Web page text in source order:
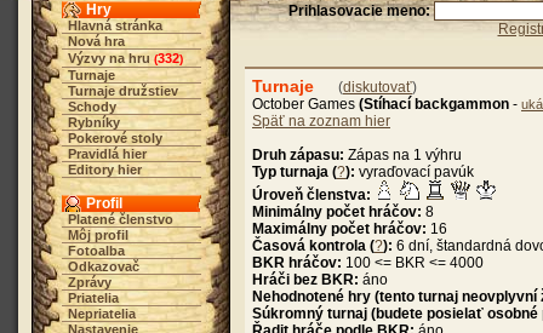
Hry
Hlavná stránka
Nová hra
Výzvy na hru (332)
Turnaje
Turnaje družstiev
Schody
Rybníky
Pokerové stoly
Pravidlá hier
Editory hier
Profil
Platené členstvo
Môj profil
Fotoalba
Odkazovač
Zprávy
Priatelia
Nepriatelia
Nastavenie
Prihlasovacie meno:
Turnaje (diskutovať)
October Games (Stíhací backgammon -
Späť na zoznam hier
Druh zápasu: Zápas na 1 výhru
Typ turnaja (?): vyraďovací pavúk
Úroveň členstva:
Minimálny počet hráčov: 8
Maximálny počet hráčov: 16
Časová kontrola (?): 6 dní, štandardná
BKR hráčov: 100 <= BKR <= 4000
Hráči bez BKR: áno
Nehodnotené hry (tento turnaj neovplyvní
Súkromný turnaj (budete posielať osobné